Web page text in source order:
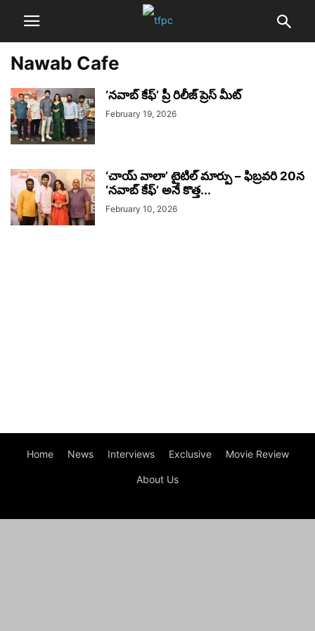
Nawab Cafe
‘నవాబ్ కేఫ్’ ప్రీ రిలీజ్ ప్రెస్ మీట్‌
February 19, 2026
‘చాయ్ వాలా’ టైటిల్‌ మార్పు – ఫిబ్రవరి 20న
‘నవాబ్ కేఫ్’ అనే కొత్త...
February 10, 2026
Home News Interviews Exclusive Movie Review
About Us